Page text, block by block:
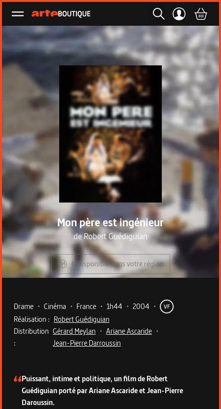
Ouvrir le menu
Mon père est ingénieur
deRobert Guédiguian
Indisponible dans votre région
Metadata du programme
Drame • Cinéma • France • 1h44 • 2004 • VF
Réalisation : Robert Guédiguian
Distribution
:
Gérard Meylan • Ariane Ascaride •
Jean-Pierre Darroussin
Puissant, intime et politique, un film de Robert
Guédiguian porté par Ariane Ascaride et Jean-Pierre
Daroussin.